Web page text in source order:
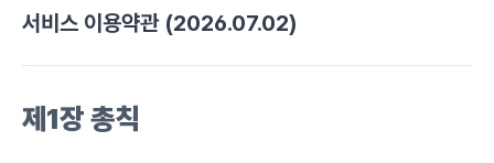
서비스 이용약관 (2026.07.02)
제1장총칙